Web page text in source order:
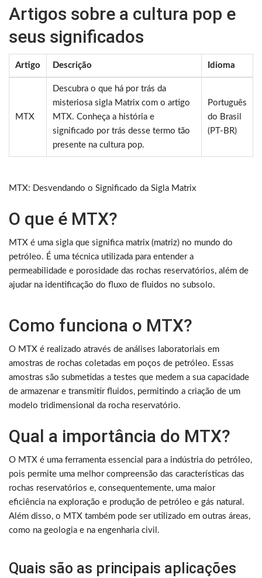
Artigos sobre a cultura pop e
seus significados
Artigo Descrição Idioma
MTX
Descubra o que há por trás da
misteriosa sigla Matrix com o artigo
MTX. Conheça a história e
significado por trás desse termo tão
presente na cultura pop.
Português
do Brasil
(PT-BR)
MTX: Desvendando o Significado da Sigla Matrix
O que é MTX?
MTX é uma sigla que significa matrix (matriz) no mundo do
petróleo. É uma técnica utilizada para entender a
permeabilidade e porosidade das rochas reservatórios, além de
ajudar na identificação do fluxo de fluidos no subsolo.
Como funciona o MTX?
O MTX é realizado através de análises laboratoriais em
amostras de rochas coletadas em poços de petróleo. Essas
amostras são submetidas a testes que medem a sua capacidade
de armazenar e transmitir fluidos, permitindo a criação de um
modelo tridimensional da rocha reservatório.
Qual a importância do MTX?
O MTX é uma ferramenta essencial para a indústria do petróleo,
pois permite uma melhor compreensão das características das
rochas reservatórios e, consequentemente, uma maior
eficiência na exploração e produção de petróleo e gás natural.
Além disso, o MTX também pode ser utilizado em outras áreas,
como na geologia e na engenharia civil.
Quais são as principais aplicações